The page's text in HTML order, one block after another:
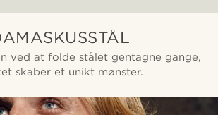
ved at folde stålet gentagne gange,
skaber et unikt mønster.